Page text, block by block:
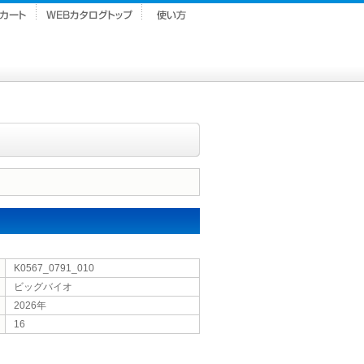
K0567_0791_010
ビッグバイオ
2026年
16